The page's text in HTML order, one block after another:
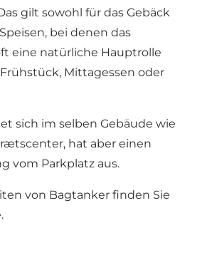
gilt sowohl für das Gebäck
bei denen das
eine natürliche Hauptrolle
Mittagessen oder
sich im selben Gebäude wie
, hat aber einen
vom Parkplatz aus.
von Bagtanker finden Sie
.